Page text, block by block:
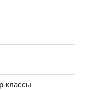
классы